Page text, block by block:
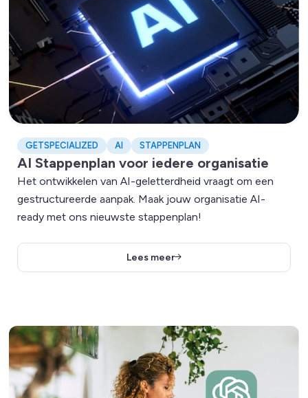
GETSPECIALIZED AI STAPPENPLAN
AI Stappenplan voor iedere organisatie
Het ontwikkelen van AI-geletterdheid vraagt om een
gestructureerde aanpak. Maak jouw organisatie AI-
ready met ons nieuwste stappenplan!
Lees meer
Lees meer over Leer 40% sneller schrijven met ChatGPT